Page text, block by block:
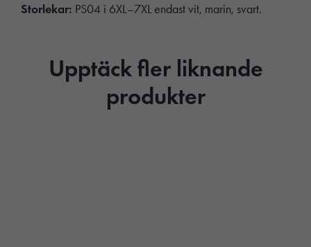
Storlekar: PS04 i 6XL–7XL endast vit, marin, svart.
Upptäck fler liknande
produkter